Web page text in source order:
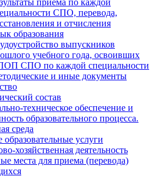
приема по каждой
СПО, перевода,
и отчисления
образования
выпускников
учебного года, освоивших
СПО по каждой специальности
и иные документы
состав
техническое обеспечение и
образовательного процесса.
среда
услуги
хозяйственная деятельность
места для приема (перевода)